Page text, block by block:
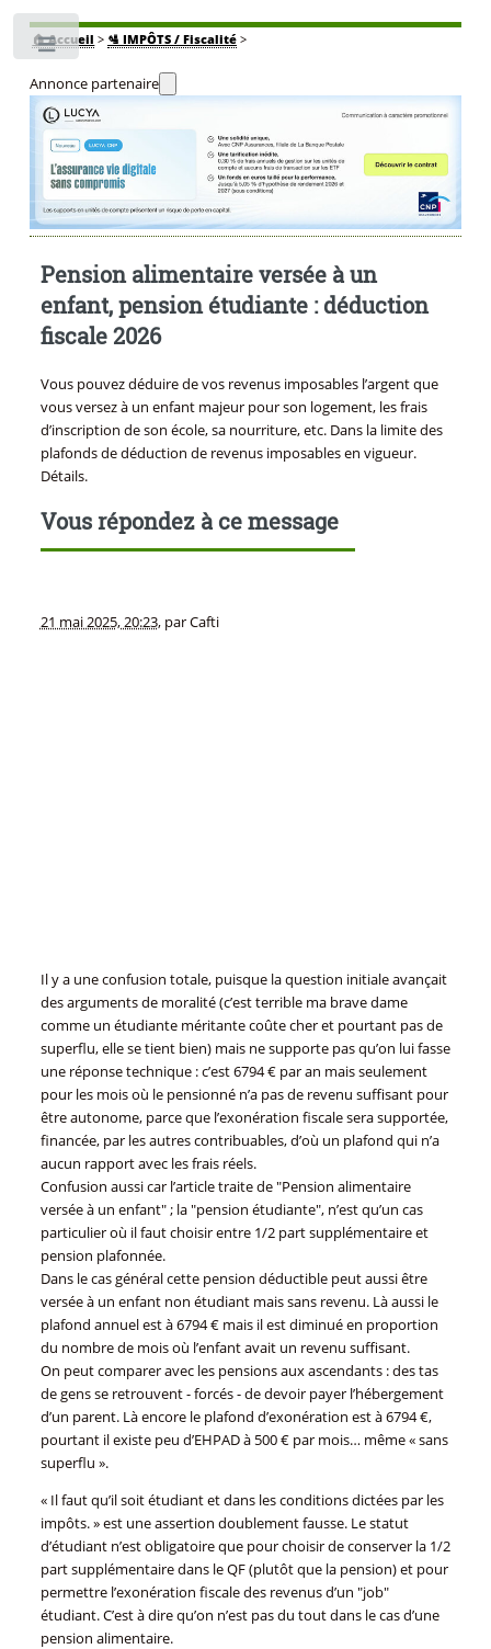
🏠Accueil > 🛂 IMPÔTS / Fiscalité>
Annonce partenaire
Pension alimentaire versée à un
enfant, pension étudiante : déduction
fiscale 2026
Vous pouvez déduire de vos revenus imposables l’argent que
vous versez à un enfant majeur pour son logement, les frais
d’inscription de son école, sa nourriture, etc. Dans la limite des
plafonds de déduction de revenus imposables en vigueur.
Détails.
Vous répondez à ce message
21 mai 2025, 20:23, parCafti
Il y a une confusion totale, puisque la question initiale avançait
des arguments de moralité (c’est terrible ma brave dame
comme un étudiante méritante coûte cher et pourtant pas de
superflu, elle se tient bien) mais ne supporte pas qu’on lui fasse
une réponse technique : c’est 6794 € par an mais seulement
pour les mois où le pensionné n’a pas de revenu suffisant pour
être autonome, parce que l’exonération fiscale sera supportée,
financée, par les autres contribuables, d’où un plafond qui n’a
aucun rapport avec les frais réels.
Confusion aussi car l’article traite de "Pension alimentaire
versée à un enfant" ; la "pension étudiante", n’est qu’un cas
particulier où il faut choisir entre 1/2 part supplémentaire et
pension plafonnée.
Dans le cas général cette pension déductible peut aussi être
versée à un enfant non étudiant mais sans revenu. Là aussi le
plafond annuel est à 6794 € mais il est diminué en proportion
du nombre de mois où l’enfant avait un revenu suffisant.
On peut comparer avec les pensions aux ascendants : des tas
de gens se retrouvent - forcés - de devoir payer l’hébergement
d’un parent. Là encore le plafond d’exonération est à 6794 €,
pourtant il existe peu d’EHPAD à 500 € par mois… même « sans
superflu ».
« Il faut qu’il soit étudiant et dans les conditions dictées par les
impôts. » est une assertion doublement fausse. Le statut
d’étudiant n’est obligatoire que pour choisir de conserver la 1/2
part supplémentaire dans le QF (plutôt que la pension) et pour
permettre l’exonération fiscale des revenus d’un "job"
étudiant. C’est à dire qu’on n’est pas du tout dans le cas d’une
pension alimentaire.
Toggle